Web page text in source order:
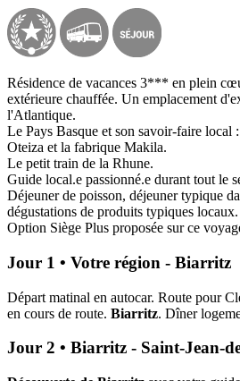
Résidence de vacances 3*** en plein
extérieure chauffée. Un emplacement
l'Atlantique.
Le Pays Basque et son savoir-faire local
Oteiza et la fabrique Makila.
Le petit train de la Rhune.
Guide local.e passionné.e durant tout le
Déjeuner de poisson, déjeuner typique
dégustations de produits typiques locaux.
Option Siège Plus proposée sur ce
Jour 1 • Votre région - Biarritz
Départ matinal en autocar. Route pour
en cours de route. Biarritz. Dîner
Jour 2 • Biarritz - Saint-Jean-